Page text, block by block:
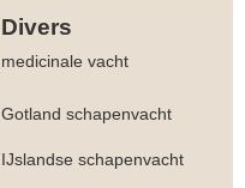
Divers
medicinale vacht
Gotland schapenvacht
IJslandse schapenvacht